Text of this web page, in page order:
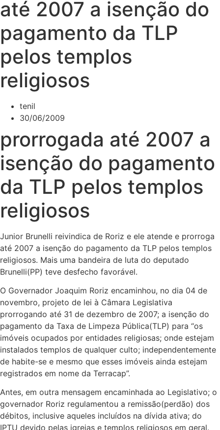
até 2007 a isenção do
pagamento da TLP
pelos templos
religiosos
tenil
30/06/2009
prorrogada até 2007 a
isenção do pagamento
da TLP pelos templos
religiosos
Junior Brunelli reivindica de Roriz e ele atende e prorroga
até 2007 a isenção do pagamento da TLP pelos templos
religiosos. Mais uma bandeira de luta do deputado
Brunelli(PP) teve desfecho favorável.
O Governador Joaquim Roriz encaminhou, no dia 04 de
novembro, projeto de lei à Câmara Legislativa
prorrogando até 31 de dezembro de 2007; a isenção do
pagamento da Taxa de Limpeza Pública(TLP) para “os
imóveis ocupados por entidades religiosas; onde estejam
instalados templos de qualquer culto; independentemente
de habite-se e mesmo que esses imóveis ainda estejam
registrados em nome da Terracap”.
Antes, em outra mensagem encaminhada ao Legislativo; o
governador Roriz regulamentou a remissão(perdão) dos
débitos, inclusive aqueles incluídos na dívida ativa; do
IPTU devido pelas igrejas e templos religiosos em geral.